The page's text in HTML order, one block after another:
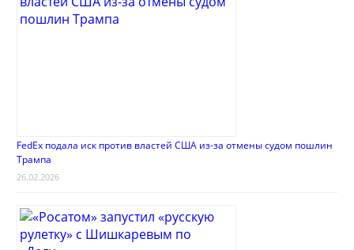
FedEx подала иск против властей США из-за отмены судом пошлин
Трампа
26.02.2026